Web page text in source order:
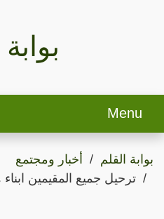
Menu
بوابة القلم
أخبار ومجتمع
ترحيل جميع المقيمين